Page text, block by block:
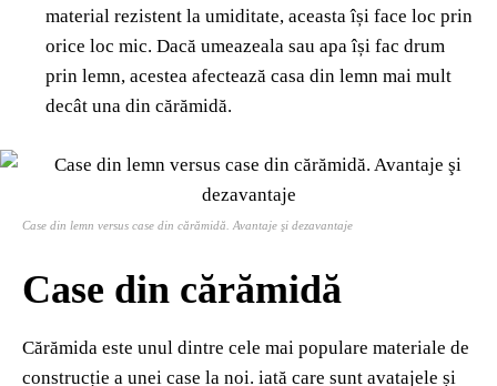
material rezistent la umiditate, aceasta își face loc prin
orice loc mic. Dacă umeazeala sau apa își fac drum
prin lemn, acestea afectează casa din lemn mai mult
decât una din cărămidă.
Case din lemn versus case din cărămidă. Avantaje şi dezavantaje
Case din cărămidă
Cărămida este unul dintre cele mai populare materiale de
construcție a unei case la noi. iată care sunt avatajele și